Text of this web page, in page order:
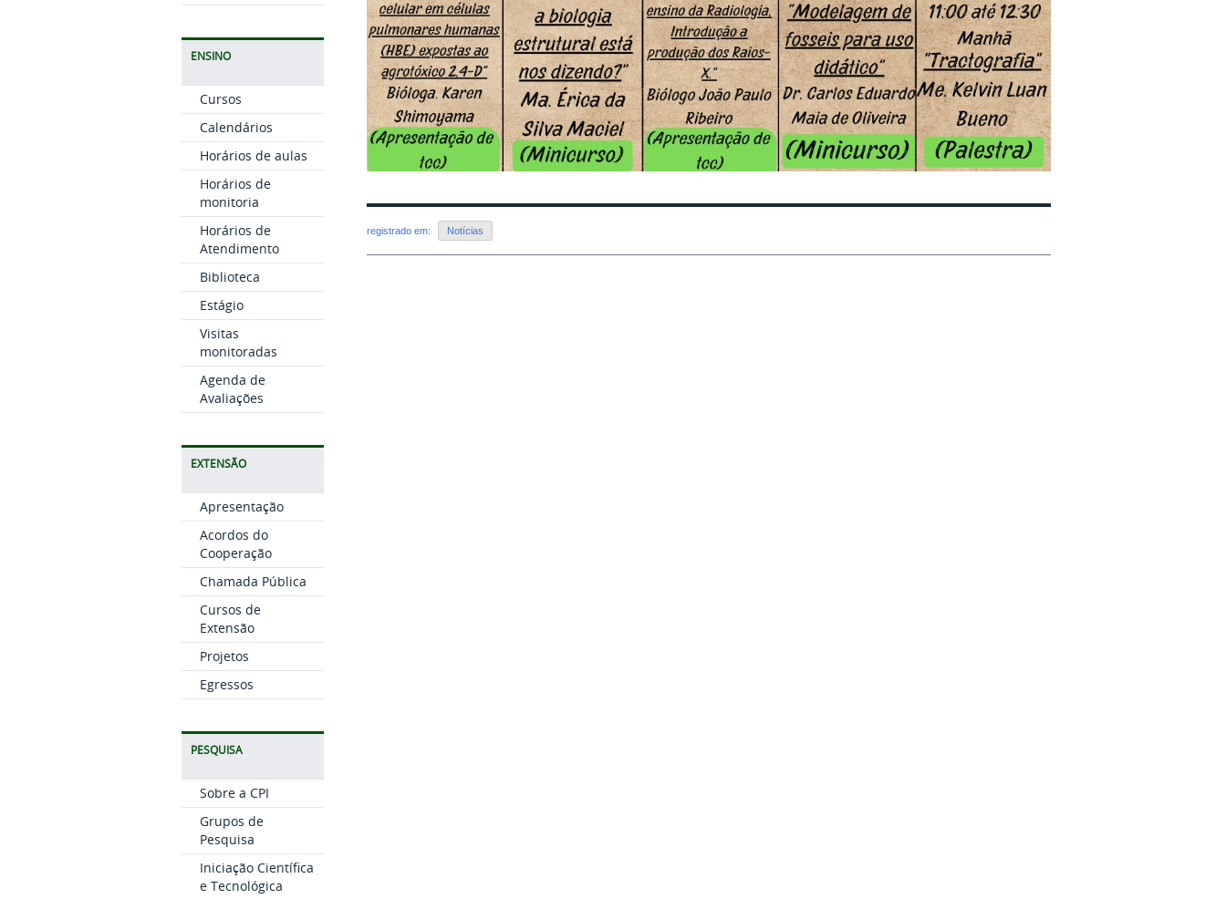
ENSINO
Cursos
Calendários
Horários de aulas
Horários de
monitoria
Horários de
Atendimento
Biblioteca
Estágio
Visitas
monitoradas
Agenda de
Avaliações
EXTENSÃO
Apresentação
Acordos do
Cooperação
Chamada Pública
Cursos de
Extensão
Projetos
Egressos
PESQUISA
Sobre a CPI
Grupos de
Pesquisa
Iniciação Científica
e Tecnológica
registrado em: Notícias